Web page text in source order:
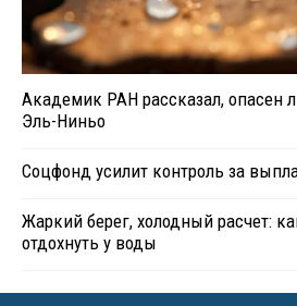
Академик РАН рассказал, опасен
Эль-Ниньо
Соцфонд усилит контроль за
Жаркий берег, холодный расчет:
отдохнуть у воды